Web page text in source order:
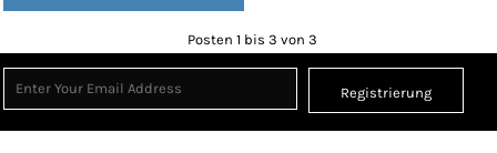
Posten 1 bis 3 von 3
Registrierung